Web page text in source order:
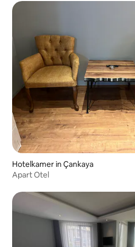
Hotelkamer in Çankaya
Apart Otel